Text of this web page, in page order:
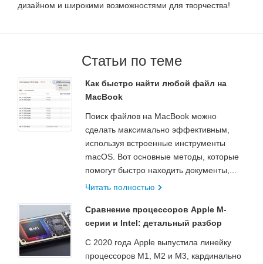
дизайном и широкими возможностями для творчества!
Статьи по теме
Как быстро найти любой файл на
MacBook
Поиск файлов на MacBook можно
сделать максимально эффективным,
используя встроенные инструменты
macOS. Вот основные методы, которые
помогут быстро находить документы,...
Читать полностью
Сравнение процессоров Apple M-
серии и Intel: детальный разбор
С 2020 года Apple выпустила линейку
процессоров M1, M2 и M3, кардинально